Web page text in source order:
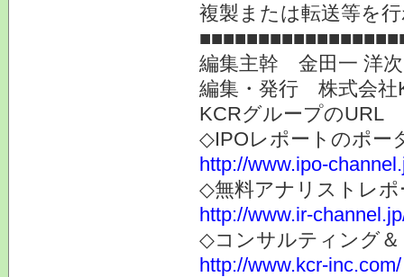
複製または転送等を
編集主幹 金田一 洋
編集・発行 株式会社
KCRグループのURL
◇IPOレポートのポー
http://www.ipo-
◇無料アナリストレ
http://www.ir-
◇コンサルティング＆
http://www.kcr-inc.com/